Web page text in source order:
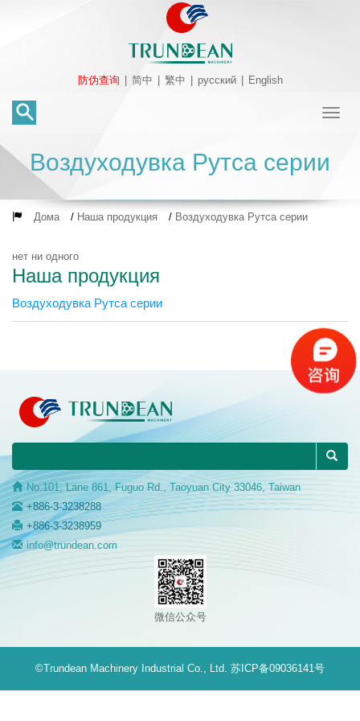
防伪查询 简中 繁中 русский English
Toggle
Воздуходувка Рутса серии
Дома / Наша продукция / Воздуходувка Рутса серии
нет ни одного
Наша продукция
Воздуходувка Рутса серии
No.101, Lane 861, Fuguo Rd., Taoyuan City 33046, Taiwan
+886-3-3238288
+886-3-3238959
info@trundean.com
微信公众号
©Trundean Machinery Industrial Co., Ltd. 苏ICP备09036141号